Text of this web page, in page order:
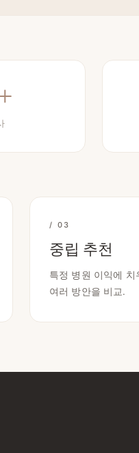
/ 03
중립 추천
특정 병원 이익에
여러 방안을 비교.